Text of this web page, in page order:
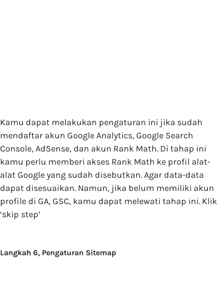
Kamu dapat melakukan pengaturan ini jika sudah
mendaftar akun Google Analytics, Google Search
Console, AdSense, dan akun Rank Math. Di tahap ini
kamu perlu memberi akses Rank Math ke profil alat-
alat Google yang sudah disebutkan. Agar data-data
dapat disesuaikan. Namun, jika belum memiliki akun
profile di GA, GSC, kamu dapat melewati tahap ini. Klik
‘skip step’
Langkah 6, Pengaturan Sitemap